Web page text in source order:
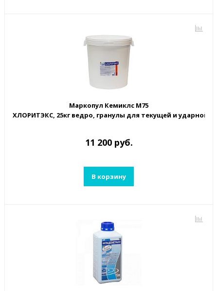
Маркопул Кемиклс М75
ХЛОРИТЭКС, 25кг ведро, гранулы для текущей и ударной
11 200 руб.
В корзину